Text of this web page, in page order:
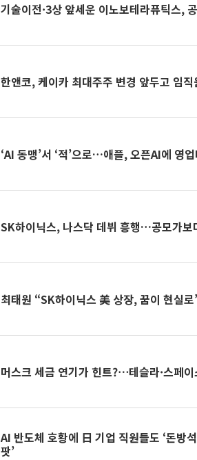
기술이전·3상 앞세운 이노보테라퓨틱스,
한앤코, 케이카 최대주주 변경 앞두고 임
‘AI 동맹’서 ‘적’으로…애플, 오픈AI에 영
SK하이닉스, 나스닥 데뷔 흥행…공모가
최태원 “SK하이닉스 美 상장, 꿈이 현실
머스크 세금 연기가 힌트?⋯테슬라·스페
AI 반도체 호황에 日 기업 직원들도 ‘돈방
팟’